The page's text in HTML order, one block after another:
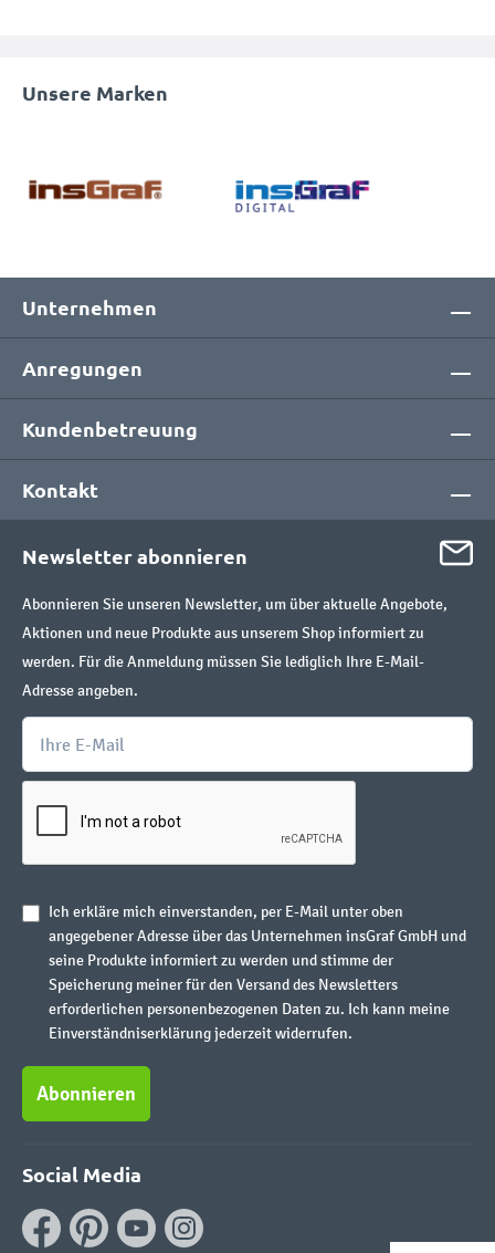
Unsere Marken
Unternehmen
Anregungen
Kundenbetreuung
Kontakt
Newsletter abonnieren
Abonnieren Sie unseren Newsletter, um über aktuelle Angebote,
Aktionen und neue Produkte aus unserem Shop informiert zu
werden. Für die Anmeldung müssen Sie lediglich Ihre E-Mail-
Adresse angeben.
Ich erkläre mich einverstanden, per E-Mail unter oben
angegebener Adresse über das Unternehmen insGraf GmbH und
seine Produkte informiert zu werden und stimme der
Speicherung meiner für den Versand des Newsletters
erforderlichen personenbezogenen Daten zu. Ich kann meine
Einverständniserklärung jederzeit widerrufen.
Abonnieren
Social Media